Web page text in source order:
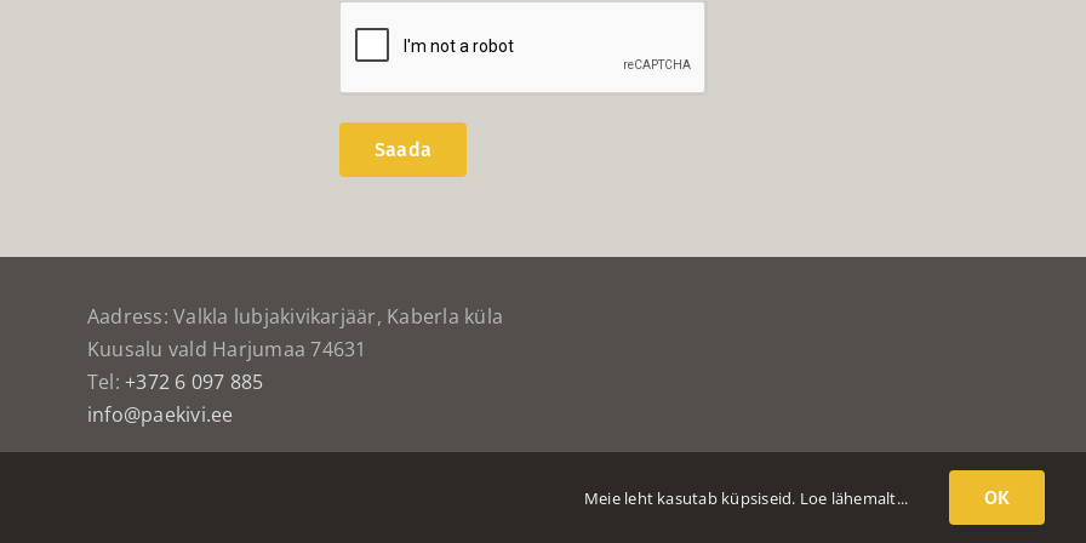
Aadress: Valkla lubjakivikarjäär, Kaberla küla
Kuusalu vald Harjumaa 74631
Tel:+372 6 097 885
info@paekivi.ee
Meie leht kasutab küpsiseid. Loe lähemalt... OK